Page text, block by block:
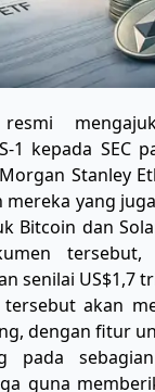
1 kepada SEC
Stanley
mereka yang
Bitcoin dan
tersebut,
senilai US$1,7
akan
dengan fitur
pada
guna